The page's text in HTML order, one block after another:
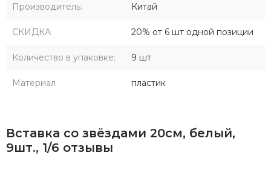
Производитель: Китай
СКИДКА 20% от 6 шт одной позиции
Количество в упаковке: 9 шт
Материал пластик
Вставка со звёздами 20см, белый,
9шт., 1/6 отзывы